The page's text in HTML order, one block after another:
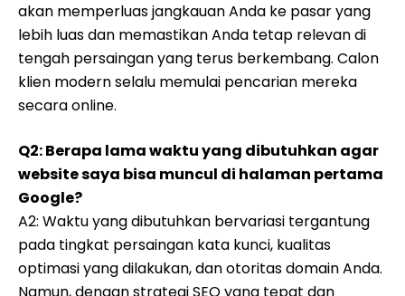
akan memperluas jangkauan Anda ke pasar yang
lebih luas dan memastikan Anda tetap relevan di
tengah persaingan yang terus berkembang. Calon
klien modern selalu memulai pencarian mereka
secara online.
Q2: Berapa lama waktu yang dibutuhkan agar
website saya bisa muncul di halaman pertama
Google?
A2: Waktu yang dibutuhkan bervariasi tergantung
pada tingkat persaingan kata kunci, kualitas
optimasi yang dilakukan, dan otoritas domain Anda.